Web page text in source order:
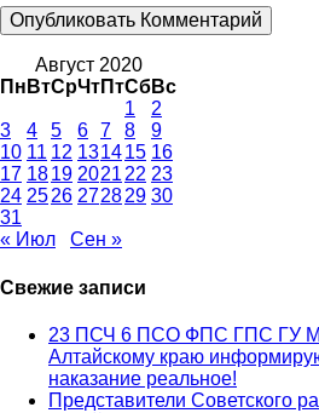
Август 2020
Пн ВтСрЧтПтСбВс
1
2
3
4 5 6 7 8
9
10 11 12 131415 16
17 1819 2021 22 23
24 2526 272829 30
31
« Июл
Сен »
Свежие записи
23 ПСЧ 6 ПСО ФПС ГПС ГУ
Алтайскому краю
наказание реальное!
Представители Советского